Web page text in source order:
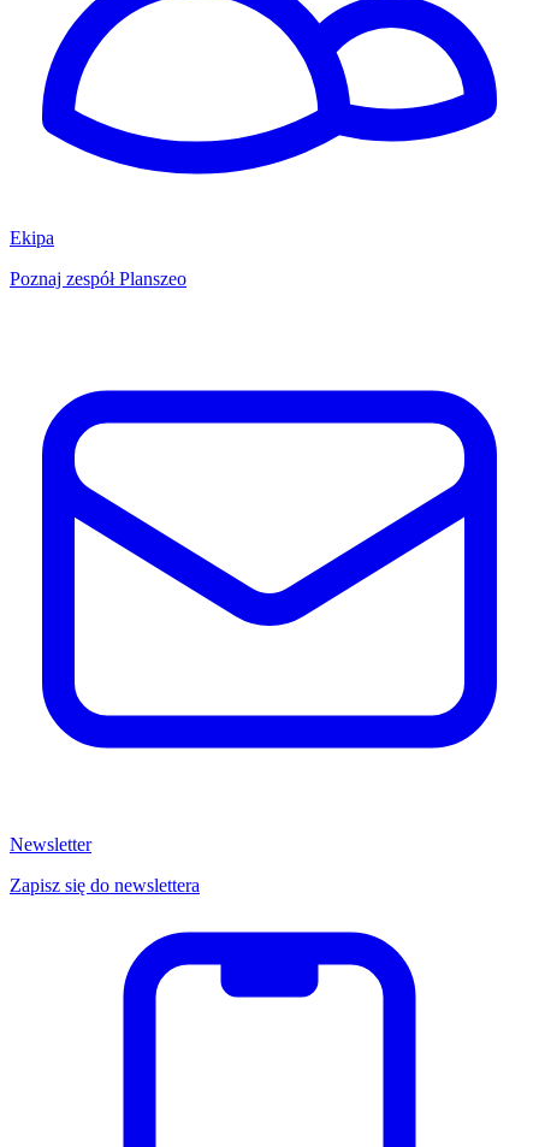
Ekipa
Poznaj zespół Planszeo
Newsletter
Zapisz się do newslettera